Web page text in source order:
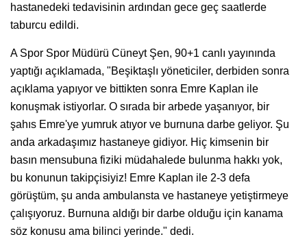
hastanedeki tedavisinin ardından gece geç saatlerde
taburcu edildi.
A Spor Spor Müdürü Cüneyt Şen, 90+1 canlı yayınında
yaptığı açıklamada, "Beşiktaşlı yöneticiler, derbiden sonra
açıklama yapıyor ve bittikten sonra Emre Kaplan ile
konuşmak istiyorlar. O sırada bir arbede yaşanıyor, bir
şahıs Emre'ye yumruk atıyor ve burnuna darbe geliyor. Şu
anda arkadaşımız hastaneye gidiyor. Hiç kimsenin bir
basın mensubuna fiziki müdahalede bulunma hakkı yok,
bu konunun takipçisiyiz! Emre Kaplan ile 2-3 defa
görüştüm, şu anda ambulansta ve hastaneye yetiştirmeye
çalışıyoruz. Burnuna aldığı bir darbe olduğu için kanama
söz konusu ama bilinci yerinde." dedi.